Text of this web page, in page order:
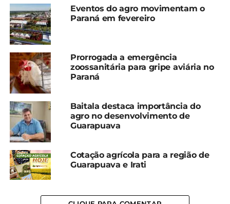
Eventos do agro movimentam o
Paraná em fevereiro
Prorrogada a emergência
zoossanitária para gripe aviária no
Paraná
Baitala destaca importância do
agro no desenvolvimento de
Guarapuava
Cotação agrícola para a região de
Guarapuava e Irati